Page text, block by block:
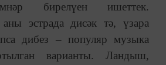
бирелүен ишеттек.
эстрада дисәк тә, үзара
дибез – популяр музыка
варианты. Ландыш,